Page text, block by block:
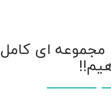
مجموعه ای کامل